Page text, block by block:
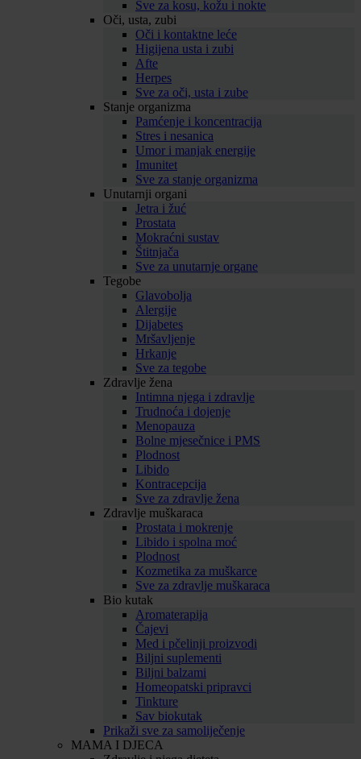
Sve za kosu, kožu i nokte
Oči, usta, zubi
Oči i kontaktne leće
Higijena usta i zubi
Afte
Herpes
Sve za oči, usta i zube
Stanje organizma
Pamćenje i koncentracija
Stres i nesanica
Umor i manjak energije
Imunitet
Sve za stanje organizma
Unutarnji organi
Jetra i žuć
Prostata
Mokraćni sustav
Štitnjača
Sve za unutarnje organe
Tegobe
Glavobolja
Alergije
Dijabetes
Mršavljenje
Hrkanje
Sve za tegobe
Zdravlje žena
Intimna njega i zdravlje
Trudnoća i dojenje
Menopauza
Bolne mjesečnice i PMS
Plodnost
Libido
Kontracepcija
Sve za zdravlje žena
Zdravlje muškaraca
Prostata i mokrenje
Libido i spolna moć
Plodnost
Kozmetika za muškarce
Sve za zdravlje muškaraca
Bio kutak
Aromaterapija
Čajevi
Med i pčelinji proizvodi
Biljni suplementi
Biljni balzami
Homeopatski pripravci
Tinkture
Sav biokutak
Prikaži sve za samoliječenje
MAMA I DJECA